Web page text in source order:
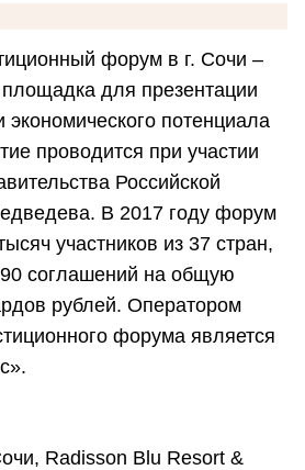
форум в г. Сочи –
для презентации
экономического потенциала
проводится при участии
Российской
В 2017 году форум
участников из 37 стран,
соглашений на общую
рублей. Оператором
форума является
Radisson Blu Resort &